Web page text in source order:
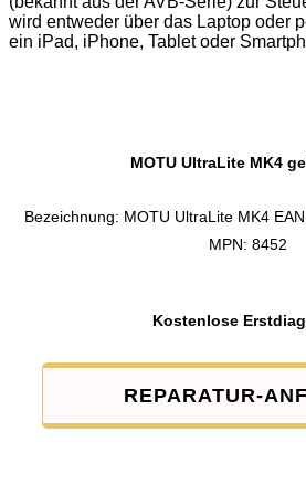
wird entweder über das Laptop oder
ein iPad, iPhone, Tablet oder
MOTU UltraLite MK4
Bezeichnung: MOTU UltraLite MK4
MPN: 8452
Kostenlose
REPARATUR-